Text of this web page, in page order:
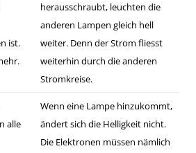
ist.
herausschraubt, leuchten die
anderen Lampen gleich hell
weiter. Denn der Strom fliesst
weiterhin durch die anderen
Stromkreise.
alle
Wenn eine Lampe hinzukommt,
ändert sich die Helligkeit nicht.
Die Elektronen müssen nämlich